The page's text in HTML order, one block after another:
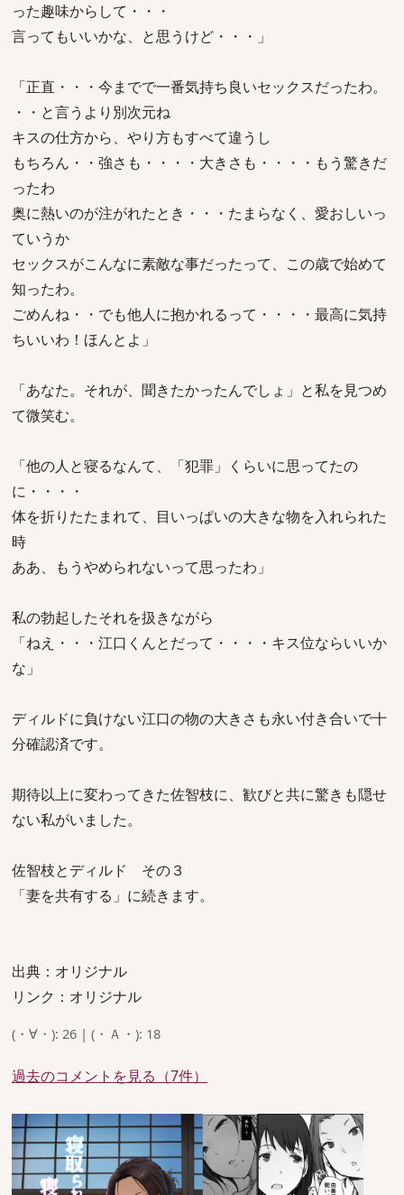
った趣味からして・・・
言ってもいいかな、と思うけど・・・」
「正直・・・今までで一番気持ち良いセックスだったわ。
・・と言うより別次元ね
キスの仕方から、やり方もすべて違うし
もちろん・・強さも・・・・大きさも・・・・もう驚きだ
ったわ
奥に熱いのが注がれたとき・・・たまらなく、愛おしいっ
ていうか
セックスがこんなに素敵な事だったって、この歳で始めて
知ったわ。
ごめんね・・でも他人に抱かれるって・・・・最高に気持
ちいいわ！ほんとよ」
「あなた。それが、聞きたかったんでしょ」と私を見つめ
て微笑む。
「他の人と寝るなんて、「犯罪」くらいに思ってたの
に・・・・
体を折りたたまれて、目いっぱいの大きな物を入れられた
時
ああ、もうやめられないって思ったわ」
私の勃起したそれを扱きながら
「ねえ・・・江口くんとだって・・・・キス位ならいいか
な」
ディルドに負けない江口の物の大きさも永い付き合いで十
分確認済です。
期待以上に変わってきた佐智枝に、歓びと共に驚きも隠せ
ない私がいました。
佐智枝とディルド その３
「妻を共有する」に続きます。
出典：オリジナル
リンク：オリジナル
(・∀・): 26 | (・Ａ・): 18
過去のコメントを見る（7件）